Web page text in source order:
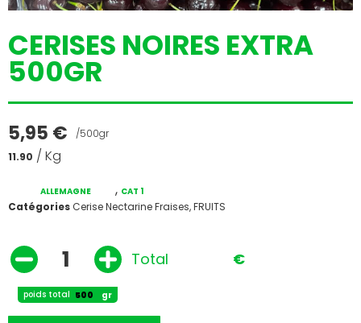
CERISES NOIRES EXTRA
500GR
5,95 €
/500gr
11.90 / Kg
Catégories Cerise Nectarine Fraises,FRUITS
ALLEMAGNE , CAT 1
poids total gr
Total €